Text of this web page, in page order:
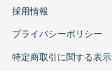
採用情報
プライバシーポリシー
特定商取引に関する表示